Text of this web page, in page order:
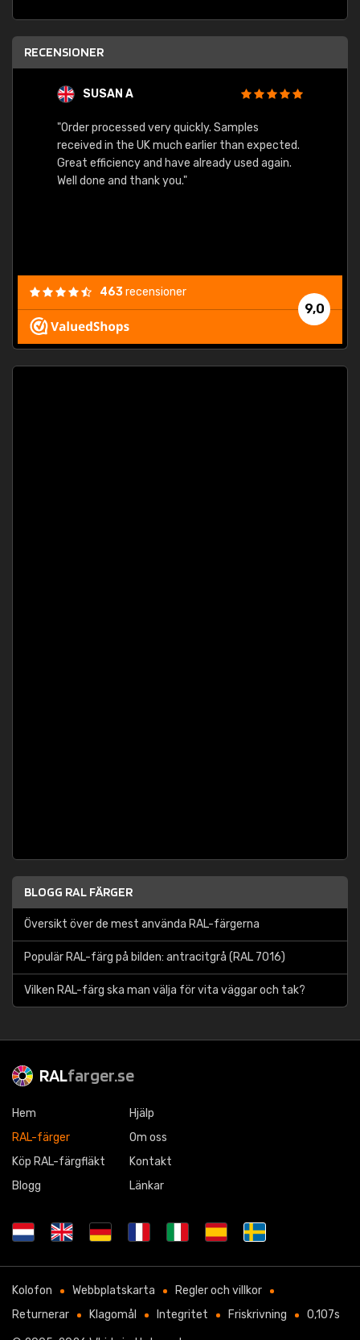
RECENSIONER
SUSAN A
"Order processed very quickly. Samples
received in the UK much earlier than expected.
Great efficiency and have already used again.
Well done and thank you."
9,0
463recensioner
BLOGG RAL FÄRGER
Översikt över de mest använda RAL-färgerna
Populär RAL-färg på bilden: antracitgrå (RAL 7016)
Vilken RAL-färg ska man välja för vita väggar och tak?
RALfarger.se
Hem
RAL-färger
Köp RAL-färgfläkt
Blogg
Hjälp
Om oss
Kontakt
Länkar
Kolofon Webbplatskarta
Regler och villkor
Returnerar
Klagomål Integritet Friskrivning 0,107s